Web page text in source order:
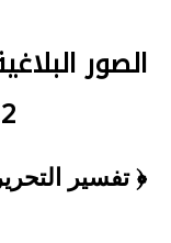
الصور
2 - سورة البروج
﴿ تفسير